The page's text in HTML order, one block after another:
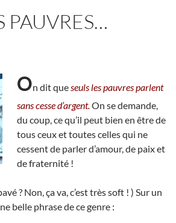
PAUVRES…
On dit que seuls les pauvres parlent
sans cesse d’argent. On se demande,
du coup, ce qu’il peut bien en être de
tous ceux et toutes celles qui ne
cessent de parler d’amour, de paix et
de fraternité !
? Non, ça va, c’est très soft ! ) Sur un
belle phrase de ce genre :